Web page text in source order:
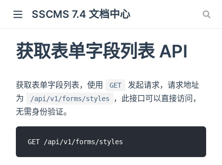
SSCMS 7.4 文档中心
获取表单字段列表 API
获取表单字段列表，使用 GET
发起请求，请求地址
为
/api/v1/forms/styles
，此接口可以直接访问，
无需身份验证。